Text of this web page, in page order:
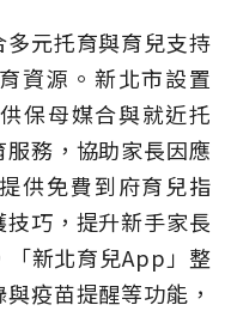
元托育與育兒支持
資源。新北市設置
保母媒合與就近托
務，協助家長因應
供免費到府育兒指
巧，提升新手家長
「新北育兒App」整
疫苗提醒等功能，